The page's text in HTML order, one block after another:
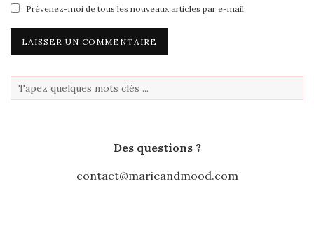
Prévenez-moi de tous les nouveaux articles par e-mail.
Des questions ?
contact@marieandmood.com